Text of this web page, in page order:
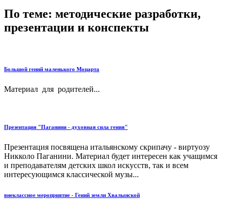
По теме: методические разработки,
презентации и конспекты
Большой гений маленького Моцарта
Материал для родителей...
Презентация "Паганини - духовная сила гения"
Презентация посвящена итальянскому скрипачу - виртуозу
Никколо Паганини. Материал будет интересен как учащимся
и преподавателям детских школ искусств, так и всем
интересующимся классической музы...
внеклассное мероприятие - Гений земли Хвалынской